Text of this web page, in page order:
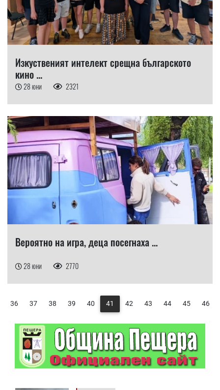
Изкуственият интелект срещна българското
кино ...
28 юни 2321
Вероятно на игра, деца посегнаха ...
28 юни 2770
36 37 38 39 40 41 42 43 44 45 46